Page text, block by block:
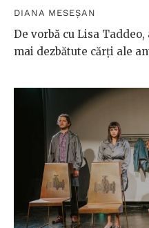
DIANA MESEȘAN
De vorbă cu Lisa
mai dezbătute cărți ale